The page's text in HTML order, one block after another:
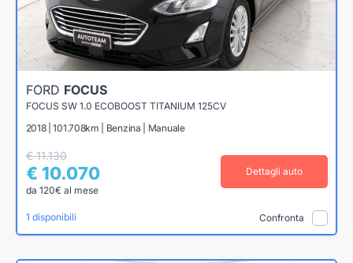
FORD FOCUS
FOCUS SW 1.0 ECOBOOST TITANIUM 125CV
2018 | 101.708km | Benzina | Manuale
€ 11.130
€ 10.070
da 120€ al mese
Dettagli auto
1 disponibili Confronta